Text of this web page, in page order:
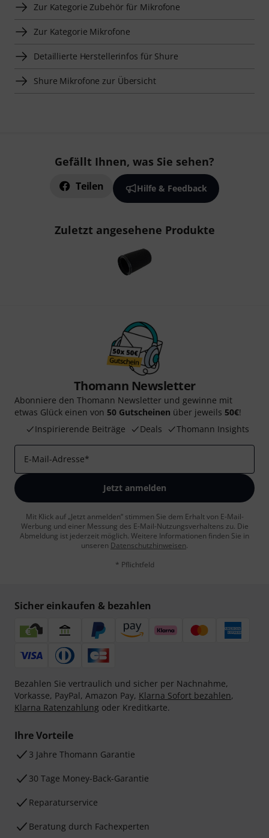
Zur Kategorie Zubehör für Mikrofone
Zur Kategorie Mikrofone
Detaillierte Herstellerinfos für Shure
Shure Mikrofone zur Übersicht
Gefällt Ihnen, was Sie sehen?
Teilen Hilfe & Feedback
Zuletzt angesehene Produkte
Thomann Newsletter
Abonniere den Thomann Newsletter und gewinne mit
etwas Glück einen von 50 Gutscheinen über jeweils 50€!
Inspirierende Beiträge
Deals Thomann Insights
E-Mail-Adresse*
Jetzt anmelden
Mit Klick auf „Jetzt anmelden“ stimmen Sie dem Erhalt von E-Mail-
Werbung und einer Messung des E-Mail-Nutzungsverhaltens zu. Die
Abmeldung ist jederzeit möglich. Weitere Informationen finden Sie in
unseren Datenschutzhinweisen.
* Pflichtfeld
Sicher einkaufen & bezahlen
Bezahlen Sie vertraulich und sicher per Nachnahme,
Vorkasse, PayPal, Amazon Pay, Klarna Sofort bezahlen,
Klarna Ratenzahlung oder Kreditkarte.
Ihre Vorteile
3 Jahre Thomann Garantie
30 Tage Money-Back-Garantie
Reparaturservice
Beratung durch Fachexperten